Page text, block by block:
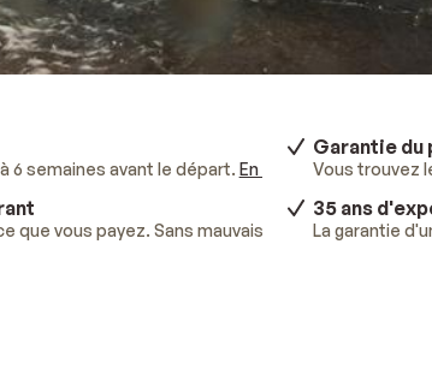
6 semaines avant le départ. En savoir plus.
Garantie du
Vous trouvez
que vous payez. Sans mauvaises surprises.En
35 ans
La garantie